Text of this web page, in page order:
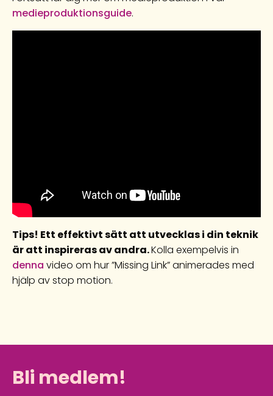
medieproduktionsguide.
Tips! Ett effektivt sätt att utvecklas i din teknik
är att inspireras av andra.Kolla exempelvis in
denna video om hur ”Missing Link” animerades med
hjälp av stop motion.
Bli medlem!